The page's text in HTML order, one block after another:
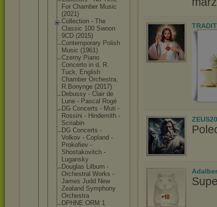
For Chamber Music
(2021)
Collection - The
Classic 100 Swoon
9CD (2015)
Contemporary Polish
Music (1961)
Czerny Piano
Concerto in d, R.
Tuck, English
Chamber Orchestra,
R.Bonynge (2017)
Debussy - Clair de
Lune - Pascal Rogé
DG Concerts - Muti -
Rossini - Hindemith -
Scriabin
DG Concerts -
Volkov - Copland -
Prokofiev -
Shostakovitch -
Lugansky
Douglas Lilburn -
Orchestral Works -
James Judd New
Zealand Symphony
Orchestra
DPHNE ORM 1